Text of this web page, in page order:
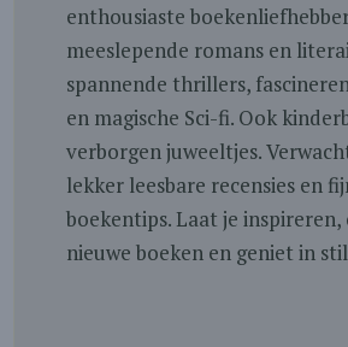
enthousiaste
meeslepende romans en
spannende thrillers,
en magische Sci-fi. Ook
verborgen juweeltjes.
lekker leesbare recensies en
boekentips. Laat je
nieuwe boeken en geniet in